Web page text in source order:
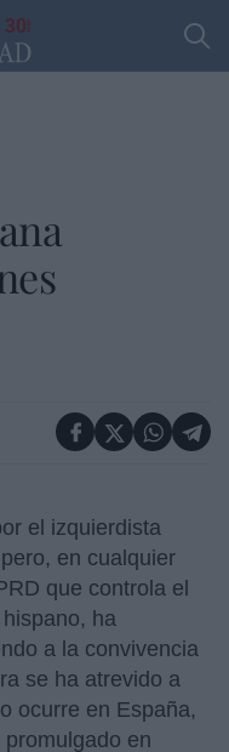
30
el izquierdista
en cualquier
que controla el
ha
a la convivencia
se ha atrevido a
ocurre en España,
en